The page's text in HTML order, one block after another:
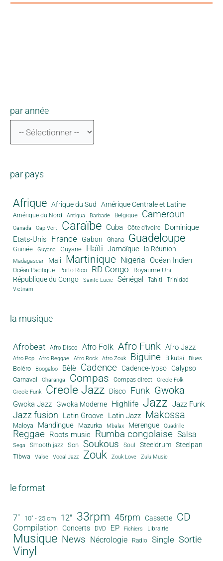
par année
par pays
Afrique Afrique du Sud Amérique Centrale et Latine
Amérique du Nord Antigua Barbade Belgique Cameroun
Canada Cap Vert Caraïbe Cuba Côte d'Ivoire
Dominique
Etats-Unis
France Gabon Ghana Guadeloupe
Guinée Guyana Guyane Haïti Jamaïque la Réunion
Madagascar Mali Martinique Nigeria Océan Indien
Océan Pacifique Porto Rico RD Congo Royaume Uni
République du Congo Sainte Lucie Sénégal Tahiti Trinidad
Vietnam
la musique
Afrobeat Afro Disco Afro Folk Afro Funk Afro Jazz
Afro Pop Afro Reggae Afro Rock Afro Zouk Biguine Bikutsi Blues
Boléro Boogaloo Bèlè Cadence Cadence-lypso Calypso
Carnaval Charanga Compas Compas direct
Creole Folk
Creole Funk
Creole Jazz Disco Funk Gwoka
Gwoka Jazz Gwoka Moderne Highlife Jazz Jazz Funk
Jazz fusion Latin Groove Latin Jazz Makossa
Maloya Mandingue Mazurka Mbalax Merengue Quadrille
Reggae Roots music Rumba congolaise Salsa
Sega Smooth jazz Son Soukous Soul Steeldrum Steelpan
Tibwa Valse Vocal Jazz Zouk Zouk Love Zulu Music
le format
7" 10" - 25 cm 12" 33rpm 45rpm Cassette CD
Compilation Concerts DVD EP Fichiers Librairie
Musique News Nécrologie Radio Single Sortie
Vinyl